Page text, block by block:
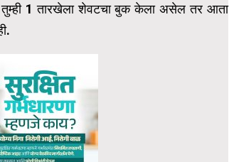
1 तारखेला शेवटचा बुक केला असेल तर आता